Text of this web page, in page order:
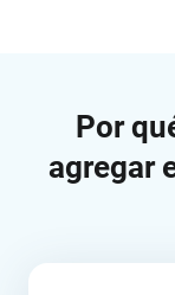
Por
agregar